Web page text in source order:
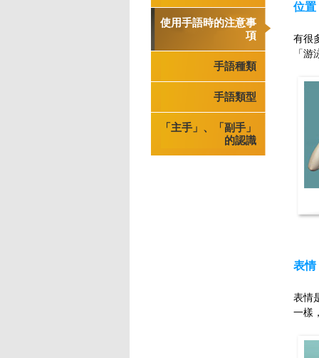
使用手語時的注意事
項
手語種類
手語類型
「主手」、「副手」
的認識
位置
有很
「
表情
表情
一樣